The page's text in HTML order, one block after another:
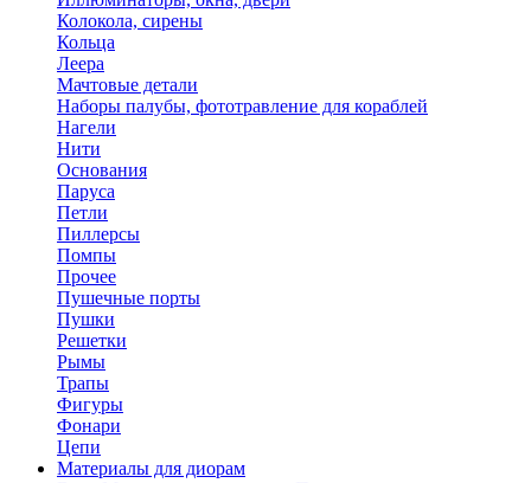
Колокола, сирены
Кольца
Леера
Мачтовые детали
Наборы палубы, фототравление для кораблей
Нагели
Нити
Основания
Паруса
Петли
Пиллерсы
Помпы
Прочее
Пушечные порты
Пушки
Решетки
Рымы
Трапы
Фигуры
Фонари
Цепи
Материалы для диорам